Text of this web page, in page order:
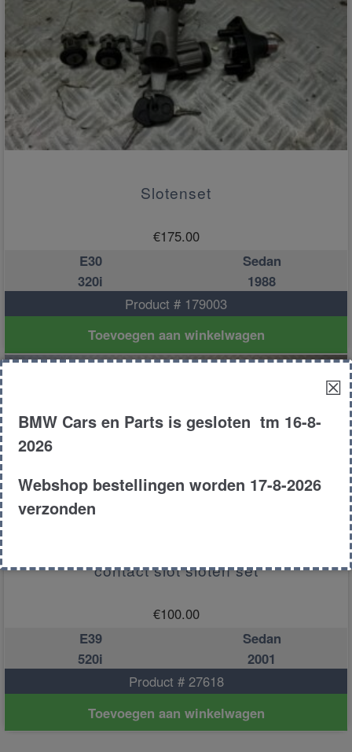
Slotenset
€175.00
E30
Sedan
320i
1988
Product # 179003
Toevoegen aan winkelwagen
contact slot sloten set
€100.00
E39
Sedan
520i
2001
Product # 27618
Toevoegen aan winkelwagen
☒
BMW Cars en Parts is gesloten tm 16-8-
2026
Webshop bestellingen worden 17-8-2026
verzonden